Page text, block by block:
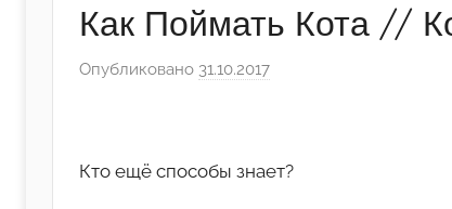
Как Поймать Кота //
Опубликовано 31.10.2017
р
Кто ещё способы знает?